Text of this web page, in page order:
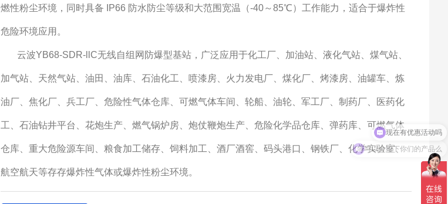
燃性粉尘环境，同时具备 IP66 防水防尘等级和大范围宽温（-40～85℃）工作能力，适合于爆炸性
危险环境应用。
云波YB68-SDR-llC无线自组网防爆型基站，广泛应用于化工厂、加油站、液化气站、煤气站、
加气站、天然气站、油田、油库、石油化工、喷漆房、火力发电厂、煤化厂、烤漆房、油罐车、炼
油厂、焦化厂、兵工厂、危险性气体仓库、可燃气体车间、轮船、油轮、军工厂、制药厂、医药化
工、石油钻井平台、花炮生产、燃气锅炉房、炮仗鞭炮生产、危险化学品仓库、弹药库、可燃气体
仓库、重大危险源车间、粮食加工储存、饲料加工、酒厂酒窖、码头港口、钢铁厂、化学实验室、
航空航天等存存爆炸性气体或爆炸性粉尘环境。